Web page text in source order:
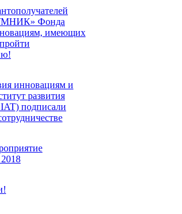
Фонда
имеющих
инновациям и
развития
подписали